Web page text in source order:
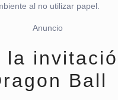
al no utilizar papel.
Anuncio
la
Ball